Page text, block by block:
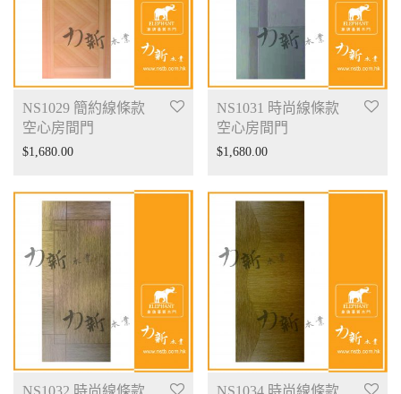
NS1029 簡約線條款
空心房間門
$1,680.00
NS1031 時尚線條款
空心房間門
$1,680.00
NS1032 時尚線條款
NS1034 時尚線條款